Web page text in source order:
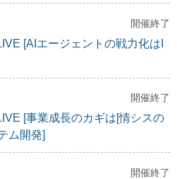
開催終了
[AIエージェントの戦力化はI
開催終了
[事業成長のカギは[情シスの
ム開発]
開催終了